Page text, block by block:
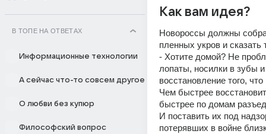
В ТОПЕ НА ОТВЕТАХ
Информационные технологии
А сейчас что-то совсем другое
О любви без купюр
Философский вопрос
Как вам идея?
Новороссы должны
пленных укров и сказать
- Хотите домой? Не
лопаты, носилки в зубы
восстановление того,
Чем быстрее
быстрее по домам
И поставить их под
потерявших в войне